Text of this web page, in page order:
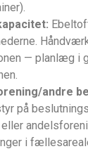
— planlæg i
andre
på
i